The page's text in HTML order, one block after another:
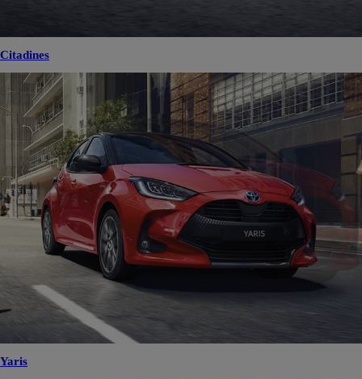
Citadines
Yaris